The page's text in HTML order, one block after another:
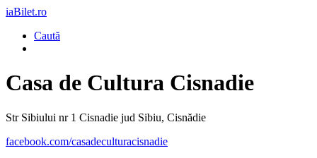
iaBilet.ro
Caută
Casa de Cultura Cisnadie
Str Sibiului nr 1 Cisnadie jud Sibiu, Cisnădie
facebook.com/casadeculturacisnadie